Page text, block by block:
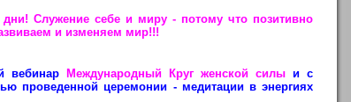
Служение себе и миру - потому что позитивно
и изменяем мир!!!
вебинар Международный Круг женской силы и с
проведенной церемонии - медитации в энергиях